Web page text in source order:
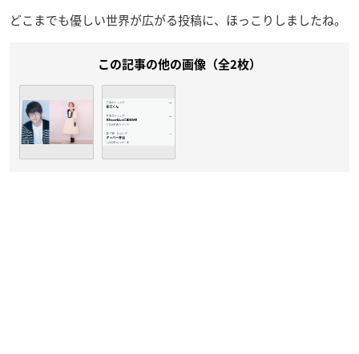
どこまでも優しい世界が広がる投稿に、ほっこりしましたね。
この記事の他の画像（全2枚）